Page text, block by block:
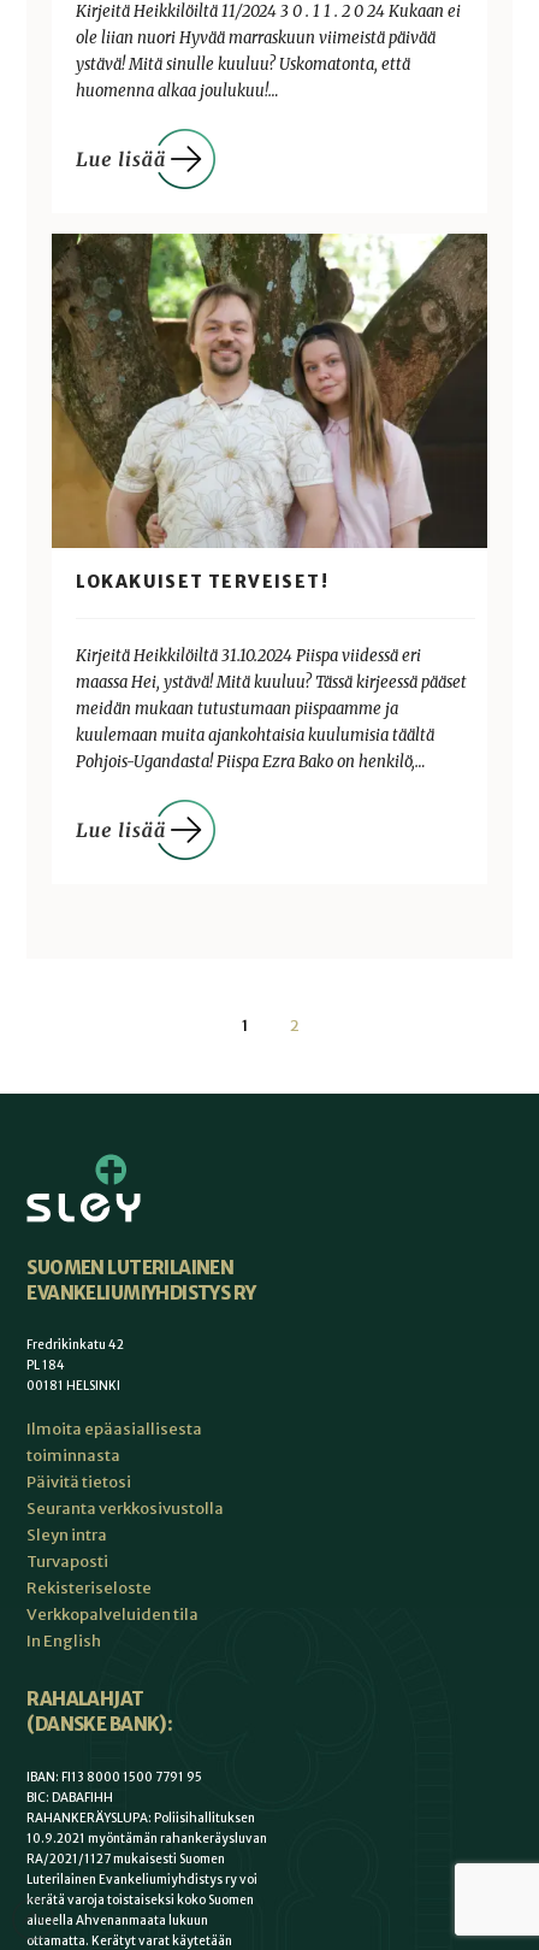
Kirjeitä Heikkilöiltä 11/2024 3 0 . 1 1 . 2 0 24 Kukaan ei
ole liian nuori Hyvää marraskuun viimeistä päivää
ystävä! Mitä sinulle kuuluu? Uskomatonta, että
huomenna alkaa joulukuu!…
LOKAKUISET TERVEISET!
Kirjeitä Heikkilöiltä 31.10.2024 Piispa viidessä eri
maassa Hei, ystävä! Mitä kuuluu? Tässä kirjeessä pääset
meidän mukaan tutustumaan piispaamme ja
kuulemaan muita ajankohtaisia kuulumisia täältä
Pohjois-Ugandasta! Piispa Ezra Bako on henkilö,…
1 2
SUOMEN LUTERILAINEN
EVANKELIUMIYHDISTYS RY
Fredrikinkatu 42
PL 184
00181 HELSINKI
Ilmoita epäasiallisesta
toiminnasta
Päivitä tietosi
Seuranta verkkosivustolla
Sleyn intra
Turvaposti
Rekisteriseloste
Verkkopalveluiden tila
In English
RAHALAHJAT
(DANSKE BANK):
IBAN: FI13 8000 1500 7791 95
BIC: DABAFIHH
RAHANKERÄYSLUPA: Poliisihallituksen
10.9.2021 myöntämän rahankeräysluvan
RA/2021/1127 mukaisesti Suomen
Luterilainen Evankeliumiyhdistys ry voi
kerätä varoja toistaiseksi koko Suomen
alueella Ahvenanmaata lukuun
ottamatta. Kerätyt varat käytetään